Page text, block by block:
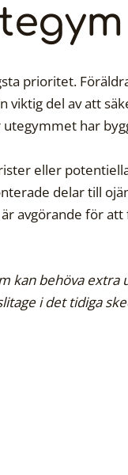
prioritet.
viktig del av att
har
eller
delar till
avgörande för
kan behöva extra
i det tidiga